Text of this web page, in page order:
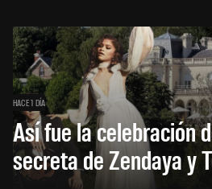
HACE 1 DÍA
Así fue la celebración
secreta de Zendaya y